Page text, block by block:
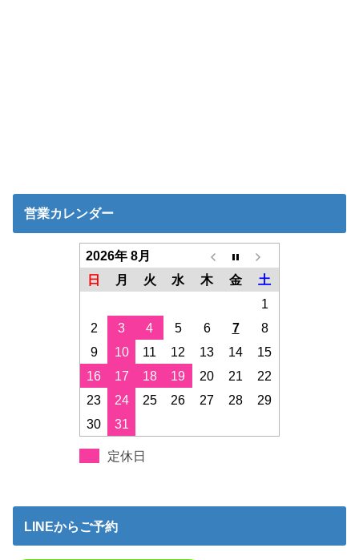
営業カレンダー
2026年 8月
日
月 火 水 木 金
土
1
2
3 4 5 6 7
8
9
10 11 12 13 14
15
16
17 18 19 20 21
22
23
24 25 26 27 28
29
30
31
定休日
LINEからご予約